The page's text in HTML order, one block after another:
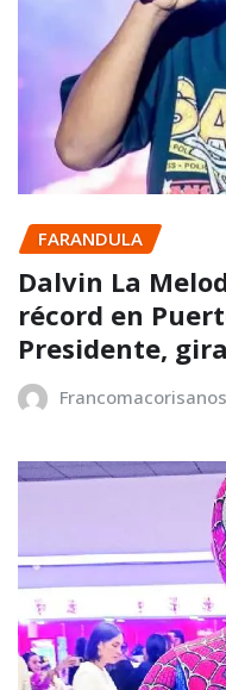
FARANDULA
Dalvin La
récord en
Presidente,
Francomacorisanos